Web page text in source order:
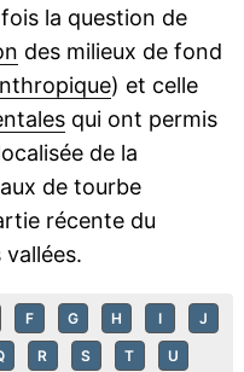
la question de
des milieux de fond
) et celle
qui ont permis
de la
de tourbe
récente du
F G H I J
R S T U